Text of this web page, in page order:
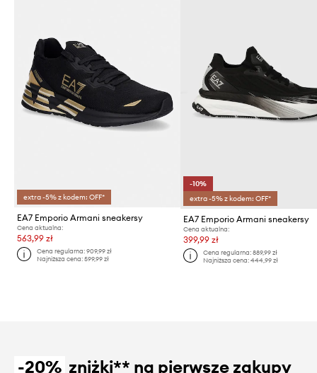
extra -5% z kodem: OFF*
EA7 Emporio Armani sneakersy
Cena aktualna:
563,99 zł
Cena regularna:909,99 zł
Najniższa cena:599,99 zł
-10%
extra -5% z kodem: OFF*
EA7 Emporio Armani sneakersy
Cena aktualna:
399,99 zł
Cena regularna: 889,99 zł
Najniższa cena: 444,99 zł
-20% zniżki** na pierwsze zakupy